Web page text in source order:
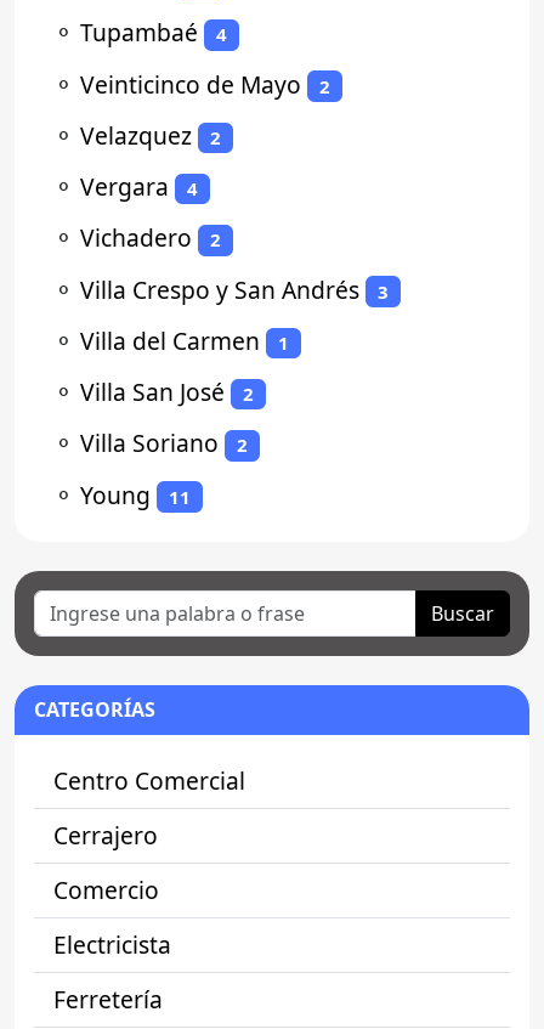
⚬ Tupambaé 4
⚬ Veinticinco de Mayo 2
⚬ Velazquez 2
⚬ Vergara 4
⚬ Vichadero 2
⚬ Villa Crespo y San Andrés 3
⚬ Villa del Carmen 1
⚬ Villa San José 2
⚬ Villa Soriano 2
⚬ Young 11
Buscar
CATEGORÍAS
Centro Comercial
Cerrajero
Comercio
Electricista
Ferretería